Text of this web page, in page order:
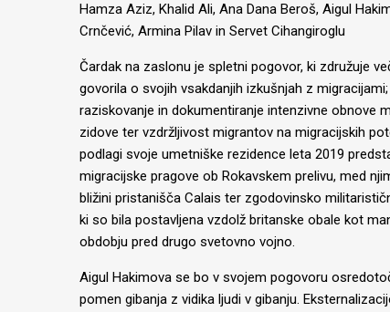
Hamza Aziz, Khalid Ali, Ana Dana Beroš, Aigul
Crnčević, Armina Pilav in Servet Cihangiroglu
Čardak na zaslonu je spletni pogovor, ki združuje
govorila o svojih vsakdanjih izkušnjah z
raziskovanje in dokumentiranje intenzivne obnove
zidove ter vzdržljivost migrantov na migracijskih
podlagi svoje umetniške rezidence leta 2019
migracijske pragove ob Rokavskem prelivu, med
bližini pristanišča Calais ter zgodovinsko
ki so bila postavljena vzdolž britanske obale kot
obdobju pred drugo svetovno vojno.
Aigul Hakimova se bo v svojem pogovoru
pomen gibanja z vidika ljudi v gibanju.